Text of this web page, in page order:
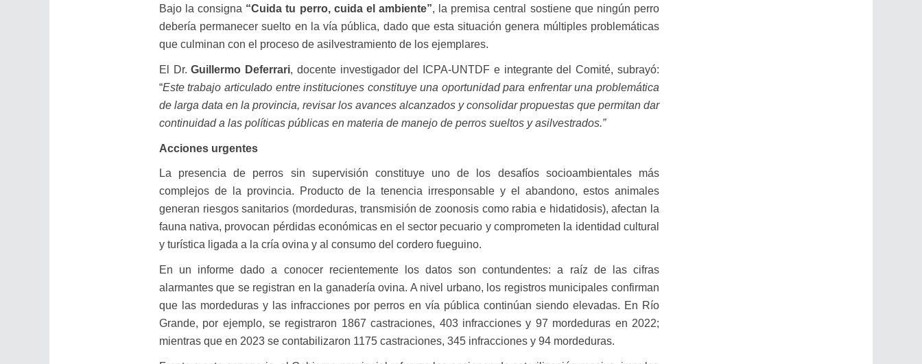
Bajo la consigna “Cuida tu perro, cuida el ambiente”, la premisa central sostiene que ningún perro
debería permanecer suelto en la vía pública, dado que esta situación genera múltiples problemáticas
que culminan con el proceso de asilvestramiento de los ejemplares.
El Dr.Guillermo Deferrari, docente investigador del ICPA-UNTDF e integrante del Comité, subrayó:
“Este trabajo articulado entre instituciones constituye una oportunidad para enfrentar una problemática
de larga data en la provincia, revisar los avances alcanzados y consolidar propuestas que permitan dar
continuidad a las políticas públicas en materia de manejo de perros sueltos y asilvestrados.”
Acciones urgentes
La presencia de perros sin supervisión constituye uno de los desafíos socioambientales más
complejos de la provincia. Producto de la tenencia irresponsable y el abandono, estos animales
generan riesgos sanitarios (mordeduras, transmisión de zoonosis como rabia e hidatidosis), afectan la
fauna nativa, provocan pérdidas económicas en el sector pecuario y comprometen la identidad cultural
y turística ligada a la cría ovina y al consumo del cordero fueguino.
En un informe dado a conocer recientemente los datos son contundentes: a raíz de las cifras
alarmantes que se registran en la ganadería ovina. A nivel urbano, los registros municipales confirman
que las mordeduras y las infracciones por perros en vía pública continúan siendo elevadas. En Río
Grande, por ejemplo, se registraron 1867 castraciones, 403 infracciones y 97 mordeduras en 2022;
mientras que en 2023 se contabilizaron 1175 castraciones, 345 infracciones y 94 mordeduras.